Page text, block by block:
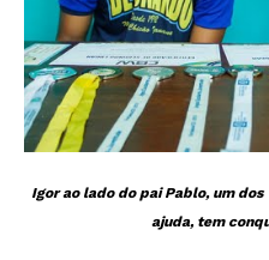
Igor ao lado do pai Pablo, um
ajuda, tem